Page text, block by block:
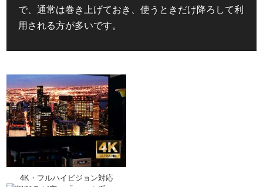
で、通常は巻き上げておき、使うときだけ降ろして利
用される方が多いです。
4K・フルハイビジョン対応